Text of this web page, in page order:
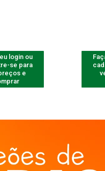
login ou
se para
e